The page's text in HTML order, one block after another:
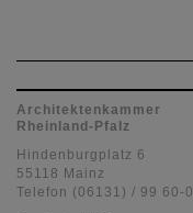
Architektenkammer
Rheinland-Pfalz
Hindenburgplatz 6
55118 Mainz
Telefon (06131) / 99 60-0